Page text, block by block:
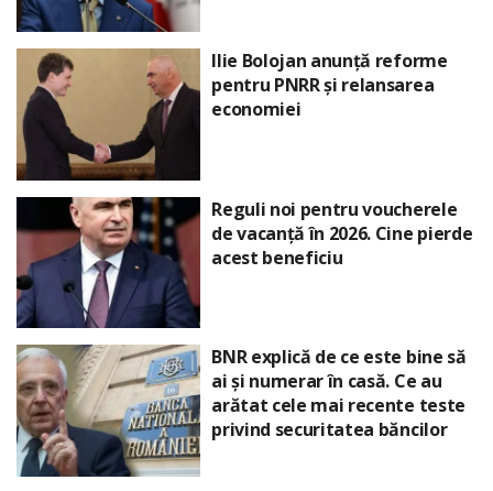
Ilie Bolojan anunță reforme
pentru PNRR și relansarea
economiei
Reguli noi pentru voucherele
de vacanță în 2026. Cine pierde
acest beneficiu
BNR explică de ce este bine să
ai și numerar în casă. Ce au
arătat cele mai recente teste
privind securitatea băncilor